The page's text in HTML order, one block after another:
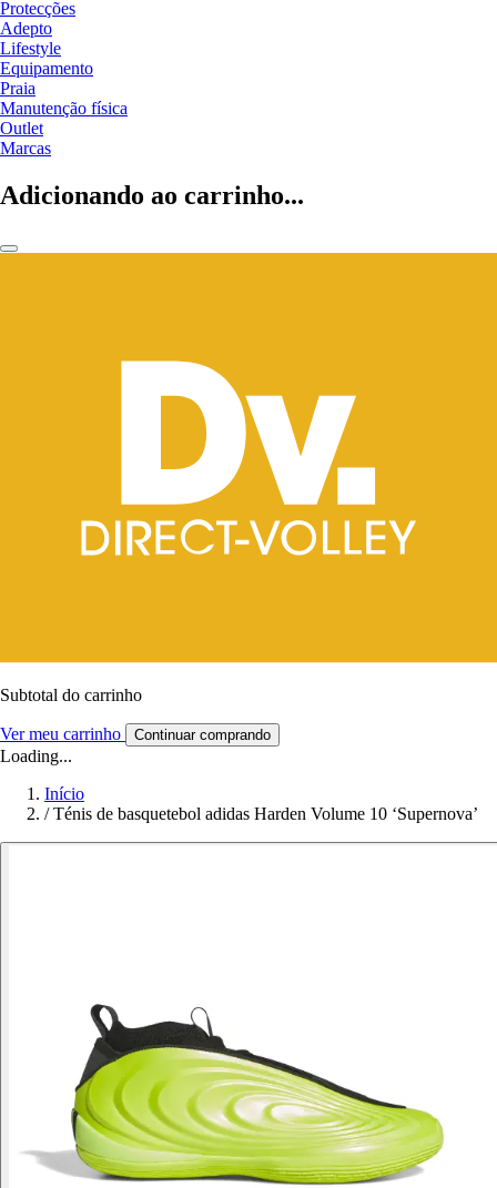
Protecções
Adepto
Lifestyle
Equipamento
Praia
Manutenção física
Outlet
Marcas
Adicionando ao carrinho...
Subtotal do carrinho
Ver meu carrinho Continuar comprando
Loading...
Início
/ Ténis de basquetebol adidas Harden Volume 10 ‘Supernova’